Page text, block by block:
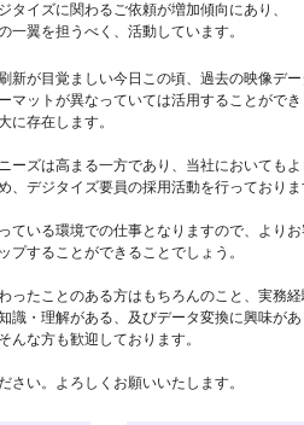
タイズに関わるご依頼が増加傾向にあり、
一翼を担うべく、活動しています。
新が目覚ましい今日この頃、過去の映像デー
マットが異なっていては活用することができ
に存在します。
ーズは高まる一方であり、当社においても
、デジタイズ要員の採用活動を行っておりま
ている環境での仕事となりますので、よりお
プすることができることでしょう。
ったことのある方はもちろんのこと、実務経
識・理解がある、及びデータ変換に興味が
んな方も歓迎しております。
さい。よろしくお願いいたします。